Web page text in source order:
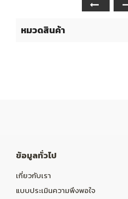
หมวดสินค้า
ข้อมูลทั่วไป
เกี่ยวกับเรา
แบบประเมินความพึงพอใจ